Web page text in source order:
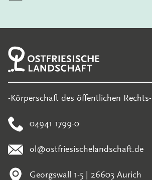
-Körperschaft des öffentlichen Rechts-
04941 1799-0
ol@ostfriesischelandschaft.de
Georgswall 1-5 | 26603 Aurich